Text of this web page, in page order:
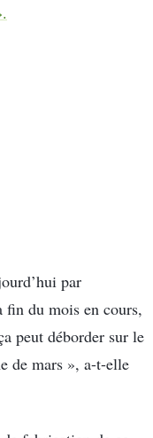
par
fin du mois en cours,
peut déborder sur le
de mars », a-t-elle